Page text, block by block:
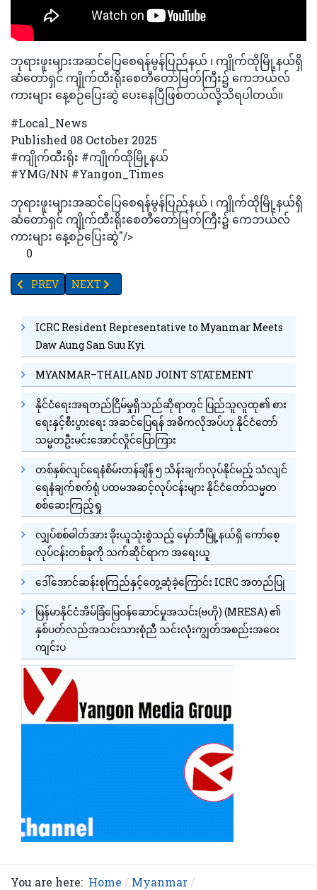
ဘုရားဖူးများအဆင်ပြေစေရန်မွန်ပြည်နယ် ၊ ကျိုက်ထိုမြို့နယ်ရှိ
ဆံတော်ရှင် ကျိုက်ထီးရိုးစေတီတော်မြတ်ကြီး၌ ကေဘယ်လ်
ကားများ နေ့စဉ်ပြေးဆွဲ ပေးနေပြီဖြစ်တယ်လို့သိရပါတယ်။
#Local_News
Published 08 October 2025
#ကျိုက်ထီးရိုး #ကျိုက်ထိုမြို့နယ်
#YMG/NN #Yangon_Times
ဘုရားဖူးများအဆင်ပြေစေရန်မွန်ပြည်နယ် ၊ ကျိုက်ထိုမြို့နယ်ရှိ
ဆံတော်ရှင် ကျိုက်ထီးရိုးစေတီတော်မြတ်ကြီး၌ ကေဘယ်လ်
ကားများ နေ့စဉ်ပြေးဆွဲ"/>
0
PREVIOUS ARTICLE: နေပြည်တော်တွင် တည်ဆောက်နေသည့်စက်ရုံ
PREV NEXT ARTICLE: FIFA ၏ လူမှုအကျိုးပြုလုပ်ငန်း‌ကော်
NEXT
ICRC Resident Representative to Myanmar Meets
Daw Aung San Suu Kyi
MYANMAR–THAILAND JOINT STATEMENT
နိုင်ငံရေးအရတည်ငြိမ်မှုရှိသည်ဆိုရာတွင် ပြည်သူလူထု၏ စား
ရေးနှင့်စီးပွားရေး အဆင်ပြေရန် အဓိကလိုအပ်ဟု နိုင်ငံတော်
သမ္မတဦးမင်းအောင်လှိုင်ပြောကြား
တစ်နှစ်လျင်ရေနံစိမ်းတန်ချိန် ၅ သိန်းချက်လုပ်နိုင်မည့် သံလျင်
ရေနံချက်စက်ရုံ ပထမအဆင့်လုပ်ငန်းများ နိုင်ငံတော်သမ္မတ
စစ်ဆေးကြည့်ရှု
လျှပ်စစ်ဓါတ်အား ခိုးယူသုံးစွဲသည့် မှော်ဘီမြို့နယ်ရှိ ကော်စေ့
လုပ်ငန်းတစ်ခုကို သက်ဆိုင်ရာက အရေးယူ
ဒေါ်အောင်ဆန်းစုကြည်နှင့်တွေ့ဆုံခဲ့ကြောင်း ICRC အတည်ပြု
မြန်မာနိုင်ငံအိမ်ခြံမြေဝန်ဆောင်မှုအသင်း(ဗဟို) (MRESA) ၏
နှစ်ပတ်လည်အသင်းသားစုံညီ သင်းလုံးကျွတ်အစည်းအဝေး
ကျင်းပ
You are here: Home
Myanmar